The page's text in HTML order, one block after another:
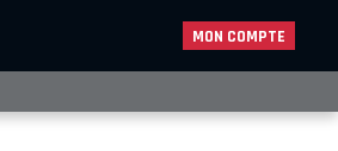
MON COMPTE